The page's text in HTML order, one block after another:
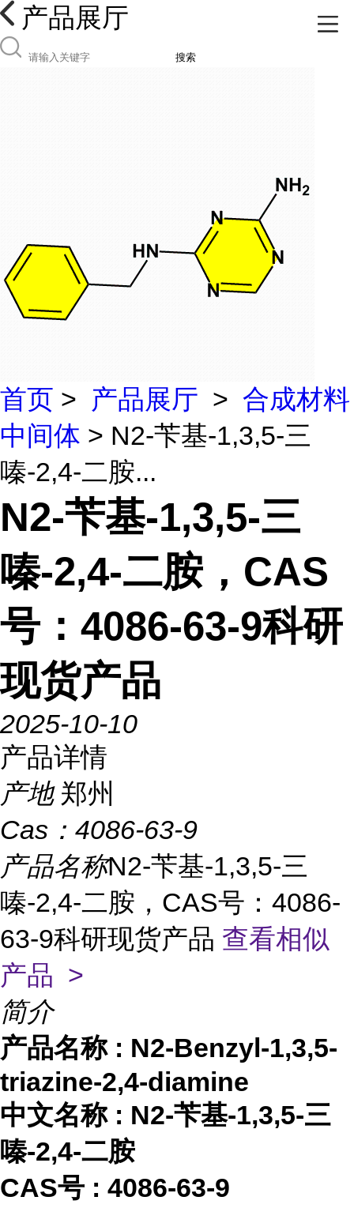
产品展厅
搜索
首页 > 产品展厅 > 合成材料
中间体 > N2-苄基-1,3,5-三
嗪-2,4-二胺...
N2-苄基-1,3,5-三
嗪-2,4-二胺，CAS
号：4086-63-9科研
现货产品
2025-10-10
产品详情
产地 郑州
Cas： 4086-63-9
产品名称N2-苄基-1,3,5-三
嗪-2,4-二胺，CAS号：4086-
63-9科研现货产品 查看相似
产品 >
简介
产品名称 : N2-Benzyl-1,3,5-
triazine-2,4-diamine
中文名称 : N2-苄基-1,3,5-三
嗪-2,4-二胺
CAS号 : 4086-63-9